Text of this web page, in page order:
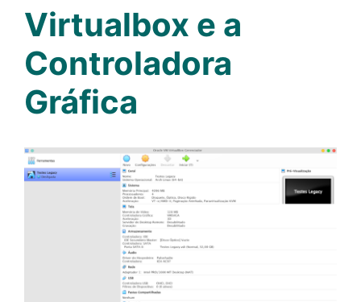
Virtualbox e a
Controladora
Gráfica